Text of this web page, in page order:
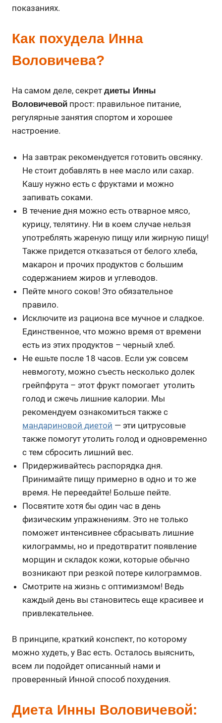
показаниях.
Как похудела Инна
Воловичева?
На самом деле, секрет диеты Инны
Воловичевой прост: правильное питание,
регулярные занятия спортом и хорошее
настроение.
На завтрак рекомендуется готовить овсянку.
Не стоит добавлять в нее масло или сахар.
Кашу нужно есть с фруктами и можно
запивать соками.
В течение дня можно есть отварное мясо,
курицу, телятину. Ни в коем случае нельзя
употреблять жареную пищу или жирную пищу!
Также придется отказаться от белого хлеба,
макарон и прочих продуктов с большим
содержанием жиров и углеводов.
Пейте много соков! Это обязательное
правило.
Исключите из рациона все мучное и сладкое.
Единственное, что можно время от времени
есть из этих продуктов – черный хлеб.
Не ешьте после 18 часов. Если уж совсем
невмоготу, можно съесть несколько долек
грейпфрута – этот фрукт помогает утолить
голод и сжечь лишние калории. Мы
рекомендуем ознакомиться также с
мандариновой диетой — эти цитрусовые
также помогут утолить голод и одновременно
с тем сбросить лишний вес.
Придерживайтесь распорядка дня.
Принимайте пищу примерно в одно и то же
время. Не переедайте! Больше пейте.
Посвятите хотя бы один час в день
физическим упражнениям. Это не только
поможет интенсивнее сбрасывать лишние
килограммы, но и предотвратит появление
морщин и складок кожи, которые обычно
возникают при резкой потере килограммов.
Смотрите на жизнь с оптимизмом! Ведь
каждый день вы становитесь еще красивее и
привлекательнее.
В принципе, краткий конспект, по которому
можно худеть, у Вас есть. Осталось выяснить,
всем ли подойдет описанный нами и
проверенный Инной способ похудения.
Диета Инны Воловичевой: